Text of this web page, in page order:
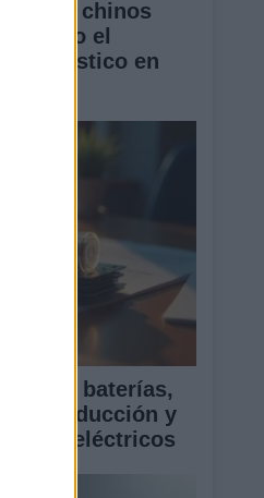
chinos
el
en
baterías,
la conducción y
eléctricos